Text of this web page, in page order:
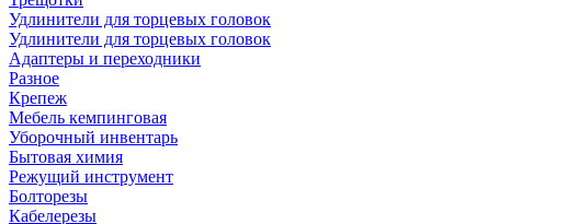
Удлинители для торцевых головок
Удлинители для торцевых головок
Адаптеры и переходники
Разное
Крепеж
Мебель кемпинговая
Уборочный инвентарь
Бытовая химия
Режущий инструмент
Болторезы
Кабелерезы